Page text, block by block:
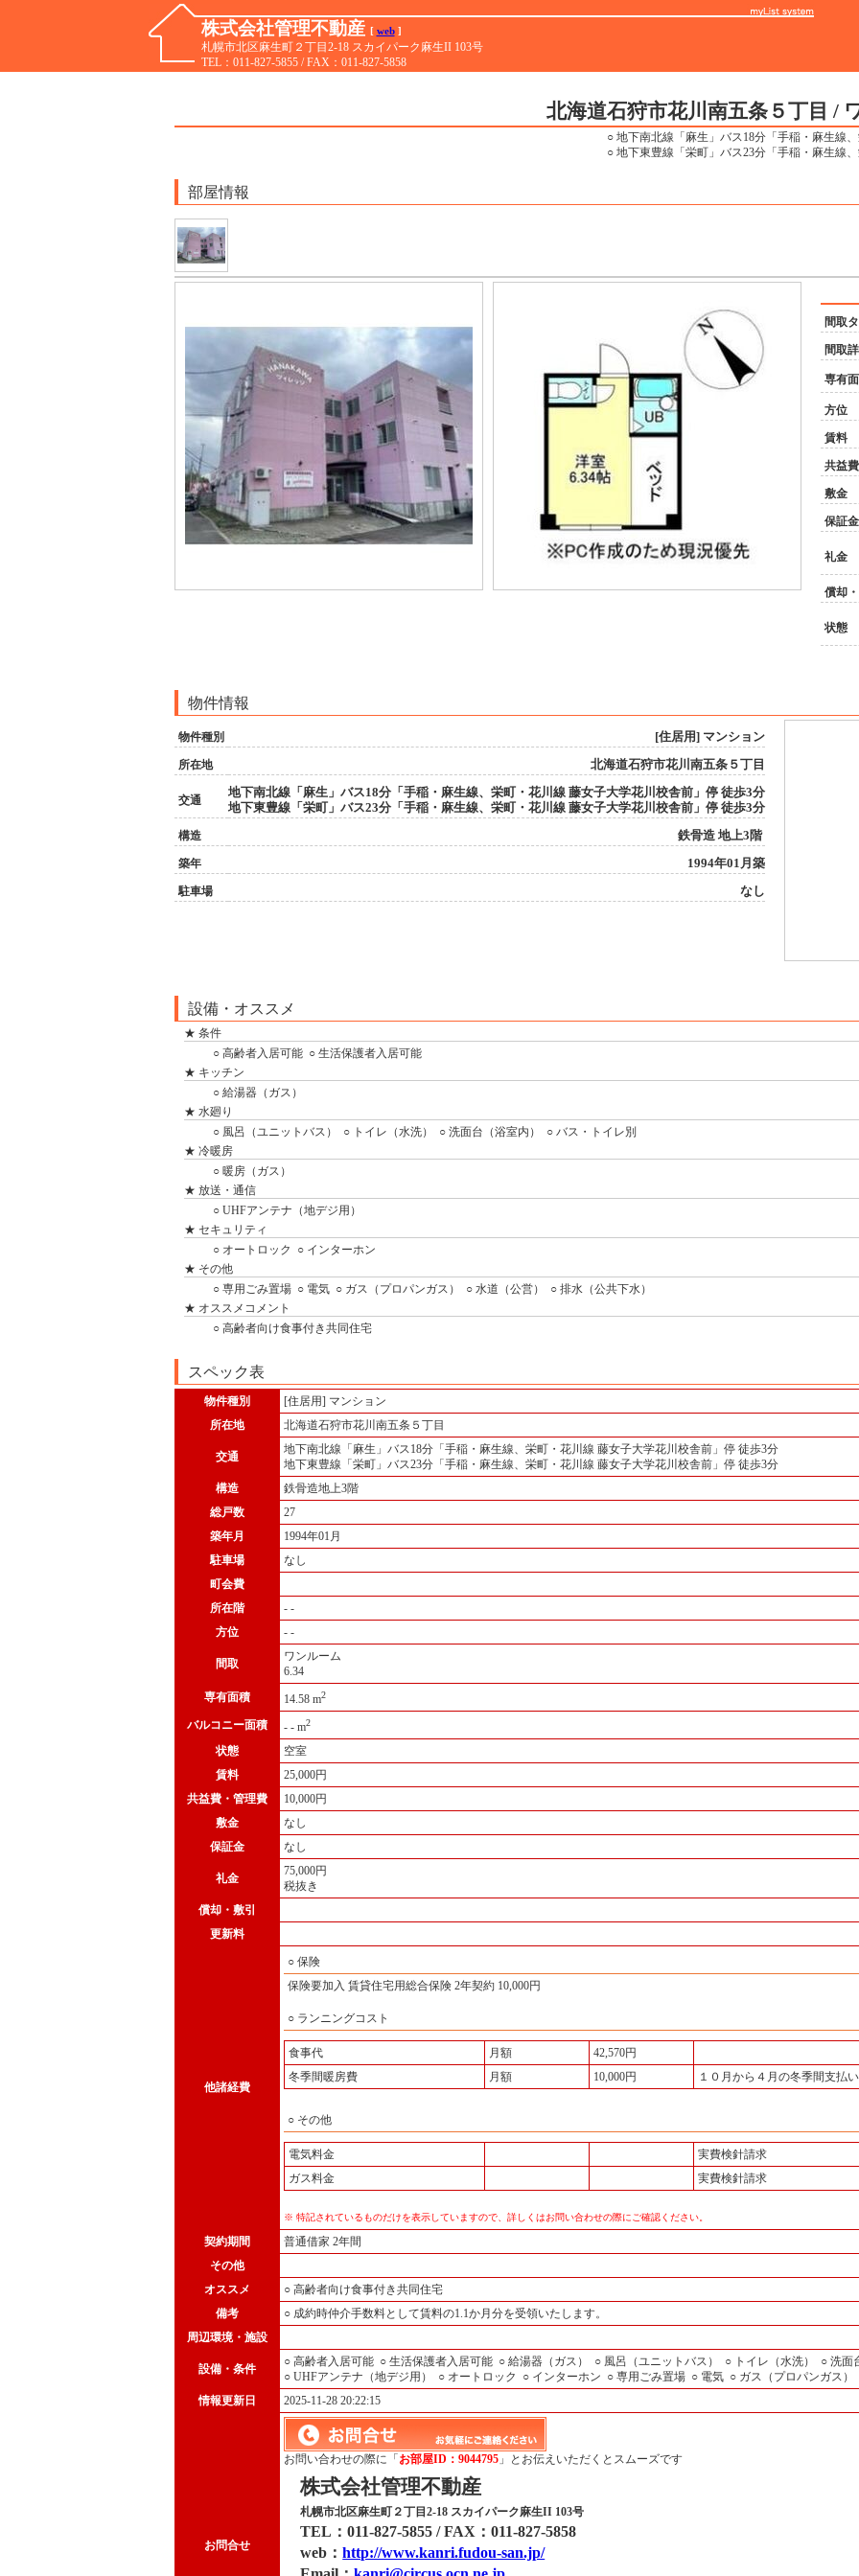
株式会社管理不動産 [ web]
札幌市北区麻生町２丁目2-18 スカイパーク麻生II 103号
TEL： 011-827-5855/ FAX：011-827-5858
北海道石狩市花川南五条５丁目 /
○ 地下南北線「麻生」バス18分「手稲・麻生線
○ 地下東豊線「栄町」バス23分「手稲・麻生線
部屋情報
間取
間取
専有
方位
賃料
共益
敷金
保証金
礼金
償却・
状態
物件情報
物件種別 [住居用] マンション
所在地 北海道石狩市花川南五条５丁目
交通
地下南北線「麻生」バス18分「手稲・麻生線、栄町・花川線 藤女子大学花川校舎前」停 徒歩3分
地下東豊線「栄町」バス23分「手稲・麻生線、栄町・花川線 藤女子大学花川校舎前」停 徒歩3分
構造 鉄骨造 地上3階
築年 1994年01月築
駐車場 なし
設備・オススメ
★ 条件
○ 高齢者入居可能 ○ 生活保護者入居可能
★ キッチン
○ 給湯器（ガス）
★ 水廻り
○ 風呂（ユニットバス）
○ トイレ（水洗） ○ 洗面台（浴室内）
○ バス・トイレ別
★ 冷暖房
○ 暖房（ガス）
★ 放送・通信
○ UHFアンテナ（地デジ用）
★ セキュリティ
○ オートロック
○ インターホン
★ その他
○ 専用ごみ置場 ○ 電気 ○ ガス（プロパンガス） ○ 水道（公営）
○ 排水（公共下水）
★ オススメコメント
○ 高齢者向け食事付き共同住宅
スペック表
物件種別
[住居用] マンション
所在地
北海道石狩市花川南五条５丁目
交通
地下南北線「麻生」バス18分「手稲・麻生線、栄町・花川線 藤女子大学花川校舎前」停 徒歩3分
地下東豊線「栄町」バス23分「手稲・麻生線、栄町・花川線 藤女子大学花川校舎前」停 徒歩3分
構造
鉄骨造地上3階
総戸数
27
築年月
1994年01月
駐車場
なし
町会費
所在階
- -
方位
- -
間取
ワンルーム
6.34
専有面積
14.58 m2
バルコニー面積 - - m2
状態
空室
賃料
25,000円
共益費 ・管理費
10,000円
敷金
なし
保証金
なし
礼金
75,000円
税抜き
償却・敷引
更新料
他諸経費
○ 保険
保険要加入 賃貸住宅用総合保険 2年契約 10,000円
○ ランニングコスト
食事代 月額
42,570円
冬季間暖房費
月額 10,000円 １０月から４月の冬季間支払い
○ その他
電気料金
実費検針請求
ガス料金
実費検針請求
※ 特記されているものだけを表示していますので、詳しくはお問い合わせの際にご確認ください。
契約期間
普通借家 2年間
その他
オススメ
○ 高齢者向け食事付き共同住宅
備考
○ 成約時仲介手数料として賃料の1.1か月分を受領いたします。
周辺環境・施設
設備・条件
○ 高齢者入居可能 ○ 生活保護者入居可能 ○ 給湯器（ガス） ○ 風呂（ユニットバス） ○ トイレ（水洗） ○ 洗面
○ UHFアンテナ（地デジ用）
○ オートロック ○ インターホン ○ 専用ごみ置場 ○ 電気 ○ ガス（プロパンガス）
情報更新日
2025-11-28 20:22:15
お問合せ
お問い合わせの際に「 お部屋ID：9044795 」とお伝えいただくとスムーズです
株式会社管理不動産
札幌市北区麻生町２丁目2-18 スカイパーク麻生II 103号
TEL：011-827-5855 / FAX：011-827-5858
web：http://www.kanri.fudou-san.jp/